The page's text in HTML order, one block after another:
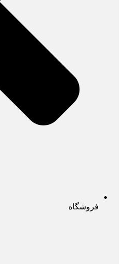
فروشگاه